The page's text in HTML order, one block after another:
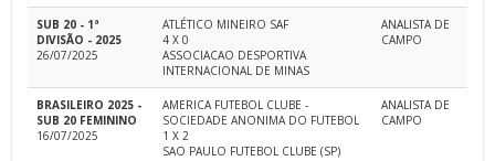
SUB 20 - 1ª
DIVISÃO - 2025
26/07/2025
ATLÉTICO MINEIRO SAF
4 X 0
ASSOCIACAO DESPORTIVA
INTERNACIONAL DE MINAS
ANALISTA DE
CAMPO
BRASILEIRO 2025 -
SUB 20 FEMININO
16/07/2025
AMERICA FUTEBOL CLUBE -
SOCIEDADE ANONIMA DO FUTEBOL
1 X 2
SAO PAULO FUTEBOL CLUBE (SP)
ANALISTA DE
CAMPO